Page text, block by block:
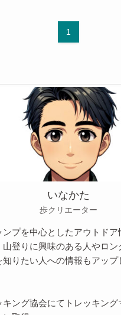
1
いなかた
歩クリエーター
ンプを中心としたアウトドア
山登りに興味のある人やロン
知りたい人への情報もアップ
キング協会にてトレッキング